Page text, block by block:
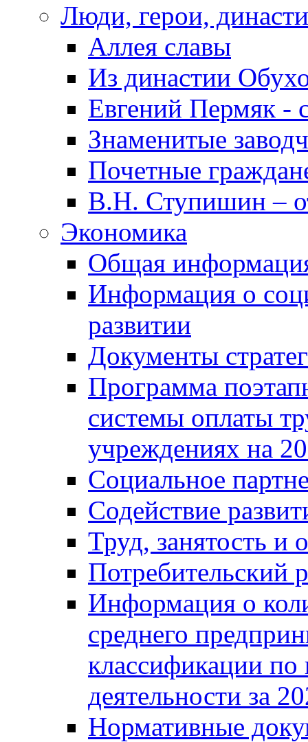
Люди, герои,
Аллея славы
Из династии
Евгений Пермяк -
Знаменитые
Почетные
В.Н. Ступишин –
Экономика
Общая
Информация о
развитии
Документы
Программа
системы оплаты
учреждениях на
Социальное
Содействие
Труд, занятость и
Потребительский
Информация о
среднего
классификации
деятельности за
Нормативные